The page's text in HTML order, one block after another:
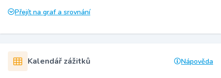
Přejít na graf a srovnání
Kalendář zážitků Nápověda